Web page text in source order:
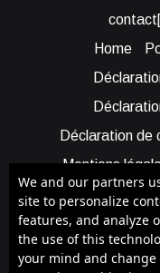
Home
Déclaration de
Mentions
Cookie Policy
Qui sommes-
We and our partners
site to personalize
features, and analyze
the use of this
your mind and